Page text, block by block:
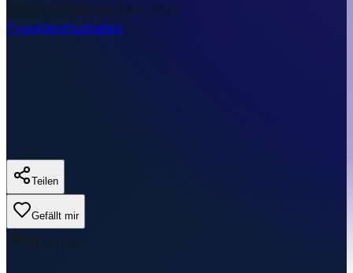
TimezoneAmerica/New_York
TypeKleinflughafen
Teilen
Gefällt mir
0Aufrufe